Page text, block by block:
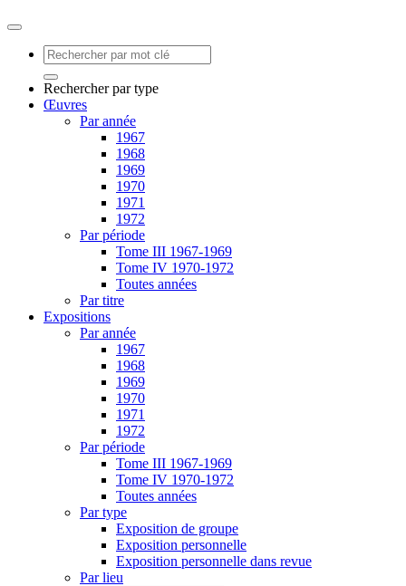
Rechercher par type
Œuvres
Par année
1967
1968
1969
1970
1971
1972
Par période
Tome III 1967-1969
Tome IV 1970-1972
Toutes années
Par titre
Expositions
Par année
1967
1968
1969
1970
1971
1972
Par période
Tome III 1967-1969
Tome IV 1970-1972
Toutes années
Par type
Exposition de groupe
Exposition personnelle
Exposition personnelle dans revue
Par lieu